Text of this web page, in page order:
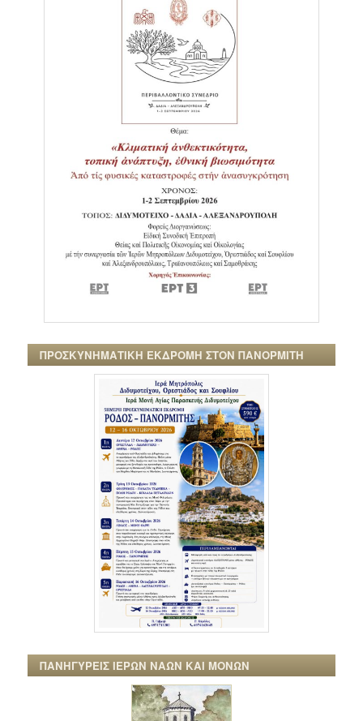
ΠΡΟΣΚΥΝΗΜΑΤΙΚΗ ΕΚΔΡΟΜΗ ΣΤΟΝ ΠΑΝΟΡΜΙΤΗ
ΠΑΝΗΓΥΡΕΙΣ ΙΕΡΩΝ ΝΑΩΝ ΚΑΙ ΜΟΝΩΝ